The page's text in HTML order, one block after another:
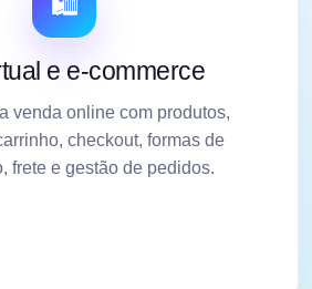
e e-commerce
venda online com produtos,
checkout, formas de
frete e gestão de pedidos.